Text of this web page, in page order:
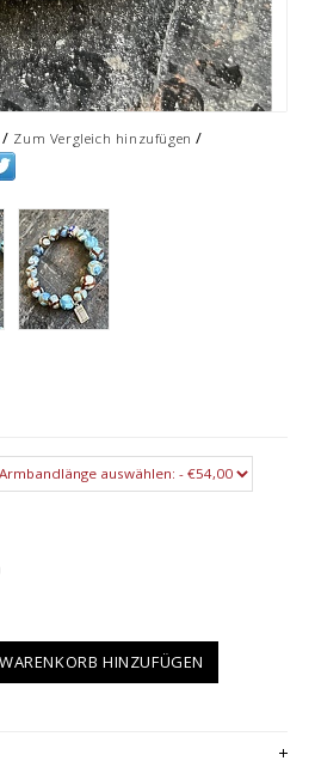
/ Zum Vergleich hinzufügen /
HINZUFÜGEN